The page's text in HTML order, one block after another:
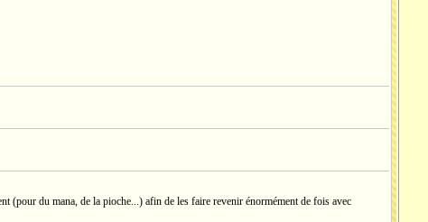
(pour du mana, de la pioche...) afin de les faire revenir énormément de fois avec